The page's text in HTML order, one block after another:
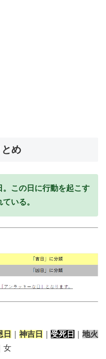
め
。この日に行動を起こす
いる。
日 神吉日 受死日
地火
女